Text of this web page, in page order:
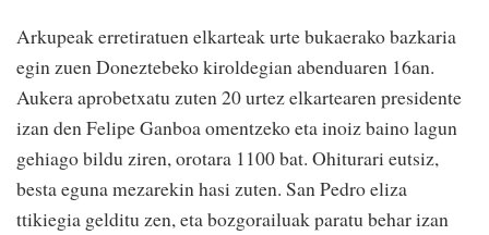
Arkupeak erretiratuen elkarteak urte bukaerako bazkaria
egin zuen Doneztebeko kiroldegian abenduaren 16an.
Aukera aprobetxatu zuten 20 urtez elkartearen presidente
izan den Felipe Ganboa omentzeko eta inoiz baino lagun
gehiago bildu ziren, orotara 1100 bat. Ohiturari eutsiz,
besta eguna mezarekin hasi zuten. San Pedro eliza
ttikiegia gelditu zen, eta bozgorailuak paratu behar izan